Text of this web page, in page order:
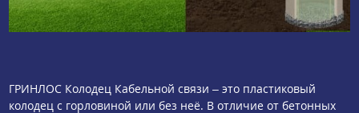
ГРИНЛОС Колодец Кабельной связи – это пластиковый
колодец с горловиной или без неё. В отличие от бетонных